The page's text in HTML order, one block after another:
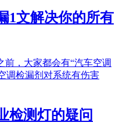
1文解决你的所有
前，大家都会有“汽车空调
调检漏剂对系统有伤害
检测灯的疑问